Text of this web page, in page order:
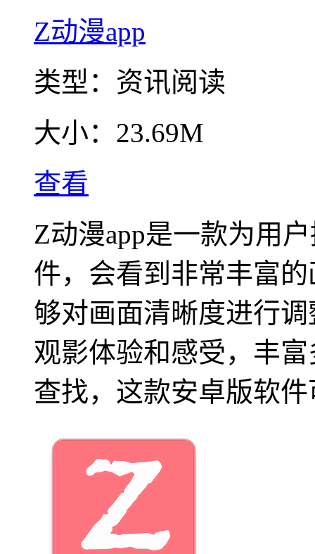
Z动漫app
类型： 资讯阅读
大小： 23.69M
查看
Z动漫app是一款为用
件，会看到非常丰富
够对画面清晰度进行
观影体验和感受，丰
查找，这款安卓版软